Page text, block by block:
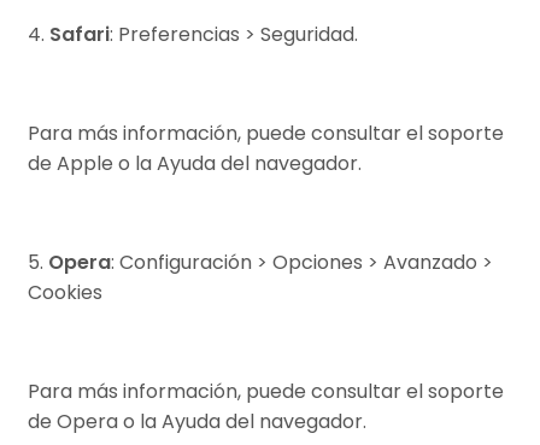
4. Safari: Preferencias > Seguridad.
Para más información, puede consultar el soporte
de Apple o la Ayuda del navegador.
5. Opera: Configuración > Opciones > Avanzado >
Cookies
Para más información, puede consultar el soporte
de Opera o la Ayuda del navegador.